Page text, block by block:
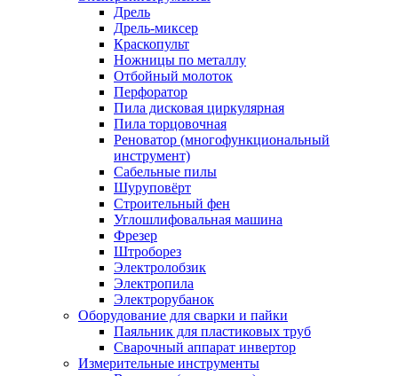
Дрель
Дрель-миксер
Краскопульт
Ножницы по металлу
Отбойный молоток
Перфоратор
Пила дисковая циркулярная
Пила торцовочная
Реноватор (многофункциональный
инструмент)
Сабельные пилы
Шуруповёрт
Строительный фен
Углошлифовальная машина
Фрезер
Штроборез
Электролобзик
Электропила
Электрорубанок
Оборудование для сварки и пайки
Паяльник для пластиковых труб
Сварочный аппарат инвертор
Измерительные инструменты